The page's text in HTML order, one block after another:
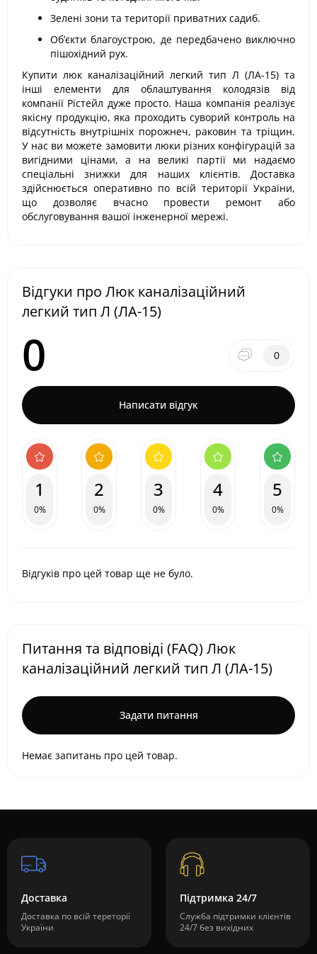
Зелені зони та території приватних садиб.
Об’єкти благоустрою, де передбачено виключно
пішохідний рух.
Купити люк каналізаційний легкий тип Л (ЛА-15) та
інші елементи для облаштування колодязів від
компанії Рістейл дуже просто. Наша компанія реалізує
якісну продукцію, яка проходить суворий контроль на
відсутність внутрішніх порожнеч, раковин та тріщин.
У нас ви можете замовити люки різних конфігурацій за
вигідними цінами, а на великі партії ми надаємо
спеціальні знижки для наших клієнтів. Доставка
здійснюється оперативно по всій території України,
що дозволяє вчасно провести ремонт або
обслуговування вашої інженерної мережі.
Відгуки про Люк каналізаційний
легкий тип Л (ЛА-15)
0 0
Написати відгук
1
0%
2
0%
3
0%
4
0%
5
0%
Відгуків про цей товар ще не було.
Питання та відповіді (FAQ) Люк
каналізаційний легкий тип Л (ЛА-15)
Задати питання
Немає запитань про цей товар.
Доставка
Доставка по всій тереторії
України
Підтримка 24/7
Служба підтримки клієнтів
24/7 без вихідних